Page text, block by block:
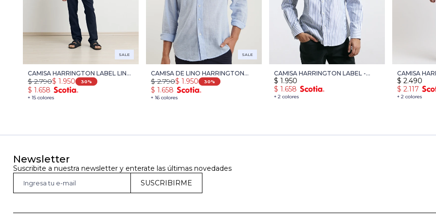
SALE
CAMISA HARRINGTON LABEL LINO
- CELESTE
+ 15 colores
$ 1.950
$ 2.790 30
$ 1.658
SALE
CAMISA DE LINO HARRINGTON
LABEL - CELESTE
+ 16 colores
$ 1.950
$ 2.790 30
$ 1.658
CAMISA HARRINGTON LABEL -
AZUL OSC/BLA
+ 2 colores
$ 1.950
$ 1.658
CAMISA
CELESTE
+ 2 colores
$ 2.490
$ 2.117
Newsletter
Suscribite a nuestra newsletter y enterate las últimas novedades
SUSCRIBIRME